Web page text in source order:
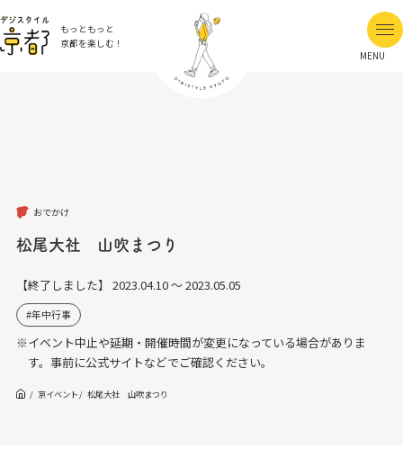
もっともっと
京都を楽しむ！
MENU
おでかけ
松尾大社 山吹まつり
【終了しました】 2023.04.10 ～ 2023.05.05
年中行事
※イベント中止や延期・開催時間が変更になっている場合がありま
す。事前に公式サイトなどでご確認ください。
京イベント 松尾大社 山吹まつり